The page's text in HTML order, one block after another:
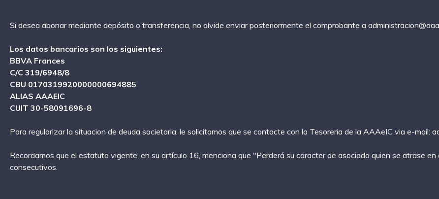
Si desea abonar mediante depósito o transferencia, no olvide enviar posteriormente el comprobante a
Los datos bancarios son los siguientes:
BBVA Frances
C/C 319/6948/8
CBU 0170319920000000694885
ALIAS AAAEIC
CUIT 30-58091696-8
Para regularizar la situacion de deuda societaria, le solicitamos que se contacte con la Tesoreria de la AAAeIC via e-mail:
Recordamos que el estatuto vigente, en su artículo 16, menciona que "Perderá su caracter de asociado quien se atrase
consecutivos.